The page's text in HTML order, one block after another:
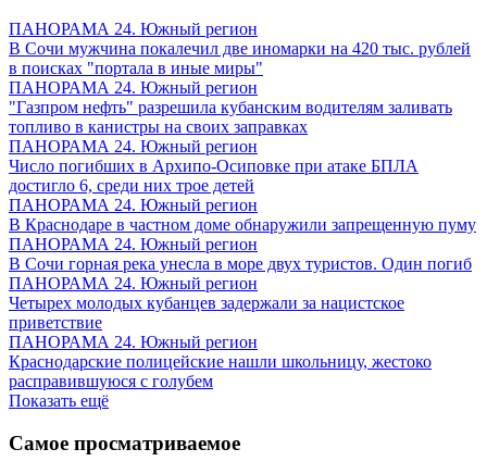
ПАНОРАМА 24. Южный регион
В Сочи мужчина покалечил две иномарки на 420 тыс. рублей
в поисках "портала в иные миры"
ПАНОРАМА 24. Южный регион
"Газпром нефть" разрешила кубанским водителям заливать
топливо в канистры на своих заправках
ПАНОРАМА 24. Южный регион
Число погибших в Архипо-Осиповке при атаке БПЛА
достигло 6, среди них трое детей
ПАНОРАМА 24. Южный регион
В Краснодаре в частном доме обнаружили запрещенную пуму
ПАНОРАМА 24. Южный регион
В Сочи горная река унесла в море двух туристов. Один погиб
ПАНОРАМА 24. Южный регион
Четырех молодых кубанцев задержали за нацистское
приветствие
ПАНОРАМА 24. Южный регион
Краснодарские полицейские нашли школьницу, жестоко
расправившуюся с голубем
Показать ещё
Самое просматриваемое